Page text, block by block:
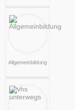
Allgemeinbildung